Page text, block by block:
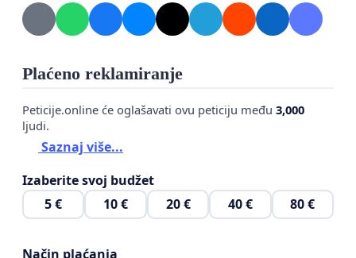
Mame, dižite glas za sve nas, za ćerke, sestre,
kume, drugarice. Podržite nas potpisima da svi
S' poštovanjem
Mama Aleksandra
Plaćeno reklamiranje
Peticije.online će oglašavati ovu peticiju među 3,000
ljudi.
Saznaj više...
Izaberite svoj budžet
5 €
10 € 20 € 40 € 80 €
Način plaćanja